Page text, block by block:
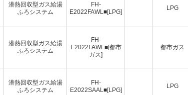
潜熱回収型ガス給湯
ふろシステム
FH-
E2022FAWL■[LPG]
LPG
潜熱回収型ガス給湯
ふろシステム
FH-
E2022FAWL■[都市
ガス]
都市ガス
潜熱回収型ガス給湯
ふろシステム
FH-
E2022SAAL■[LPG]
LPG